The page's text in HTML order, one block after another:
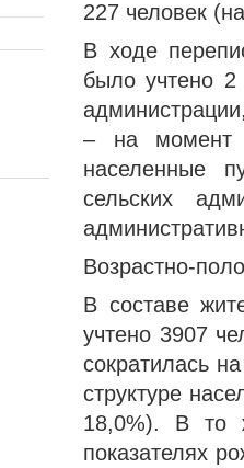
227 человек
В ходе
было учтено 2
– на момент
населенные
сельских
Возрастно-
В составе
учтено 3907
сократилась
структуре
18,0%). В то
показателях